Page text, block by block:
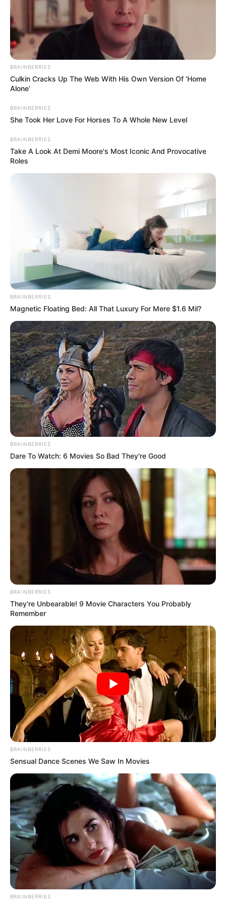
BRAINBERRIES
Culkin Cracks Up The Web With His Own Version Of ‘Home
Alone’
BRAINBERRIES
She Took Her Love For Horses To A Whole New Level
BRAINBERRIES
Take A Look At Demi Moore's Most Iconic And Provocative
Roles
BRAINBERRIES
Magnetic Floating Bed: All That Luxury For Mere $1.6 Mil?
BRAINBERRIES
Dare To Watch: 6 Movies So Bad They're Good
BRAINBERRIES
They're Unbearable! 9 Movie Characters You Probably
Remember
BRAINBERRIES
Sensual Dance Scenes We Saw In Movies
BRAINBERRIES